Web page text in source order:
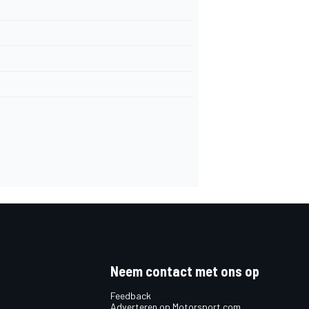
Neem contact met ons op
Feedback
Adverteren op Motorsport.com